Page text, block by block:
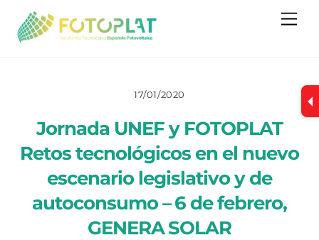
content
17/01/2020
Jornada UNEF y FOTOPLAT
Retos tecnológicos en el nuevo
escenario legislativo y de
autoconsumo – 6 de febrero,
GENERA SOLAR